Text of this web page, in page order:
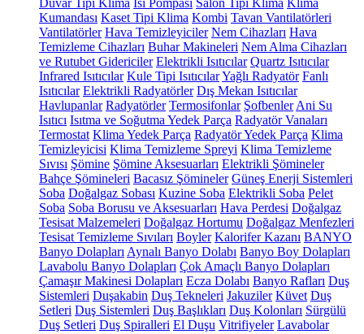
Duvar Tipi Klima Isı Pompası Salon Tipi Klima Klima
Kumandası Kaset Tipi Klima Kombi Tavan Vantilatörleri
Vantilatörler Hava Temizleyiciler Nem Cihazları Hava
Temizleme Cihazları Buhar Makineleri Nem Alma Cihazları
ve Rutubet Gidericiler Elektrikli Isıtıcılar Quartz Isıtıcılar
Infrared Isıtıcılar Kule Tipi IsıtıcılarYağlı Radyatör Fanlı
Isıtıcılar Elektrikli Radyatörler Dış Mekan Isıtıcılar
Havlupanlar Radyatörler Termosifonlar Şofbenler Ani Su
Isıtıcı Isıtma ve Soğutma Yedek Parça Radyatör Vanaları
Termostat Klima Yedek Parça Radyatör Yedek Parça Klima
Temizleyicisi Klima Temizleme Spreyi Klima Temizleme
Sıvısı Şömine Şömine Aksesuarları Elektrikli Şömineler
Bahçe Şömineleri Bacasız Şömineler Güneş Enerji Sistemleri
Soba Doğalgaz Sobası Kuzine Soba Elektrikli Soba Pelet
Soba Soba Borusu ve Aksesuarları Hava Perdesi Doğalgaz
Tesisat Malzemeleri Doğalgaz Hortumu Doğalgaz Menfezleri
Tesisat Temizleme Sıvıları Boyler Kalorifer Kazanı BANYO
Banyo Dolapları Aynalı Banyo Dolabı Banyo Boy Dolapları
Lavabolu Banyo Dolapları Çok Amaçlı Banyo Dolapları
Çamaşır Makinesi Dolapları Ecza Dolabı Banyo Rafları Duş
Sistemleri Duşakabin Duş Tekneleri Jakuziler Küvet Duş
Setleri Duş Sistemleri Duş Başlıkları Duş Kolonları Sürgülü
Duş Setleri Duş Spiralleri El Duşu Vitrifiyeler Lavabolar